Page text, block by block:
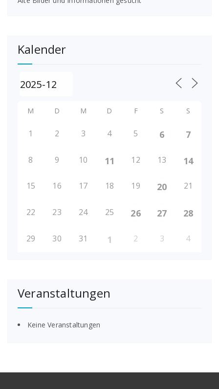
Kalender
M D M D F S S
1 2 3 4 5 6 7
8 9 10 11 12 13 14
15 16 17 18 19 20 21
22 23 24 25 26 27 28
29 30 31 1 2 3 4
Veranstaltungen
Keine Veranstaltungen